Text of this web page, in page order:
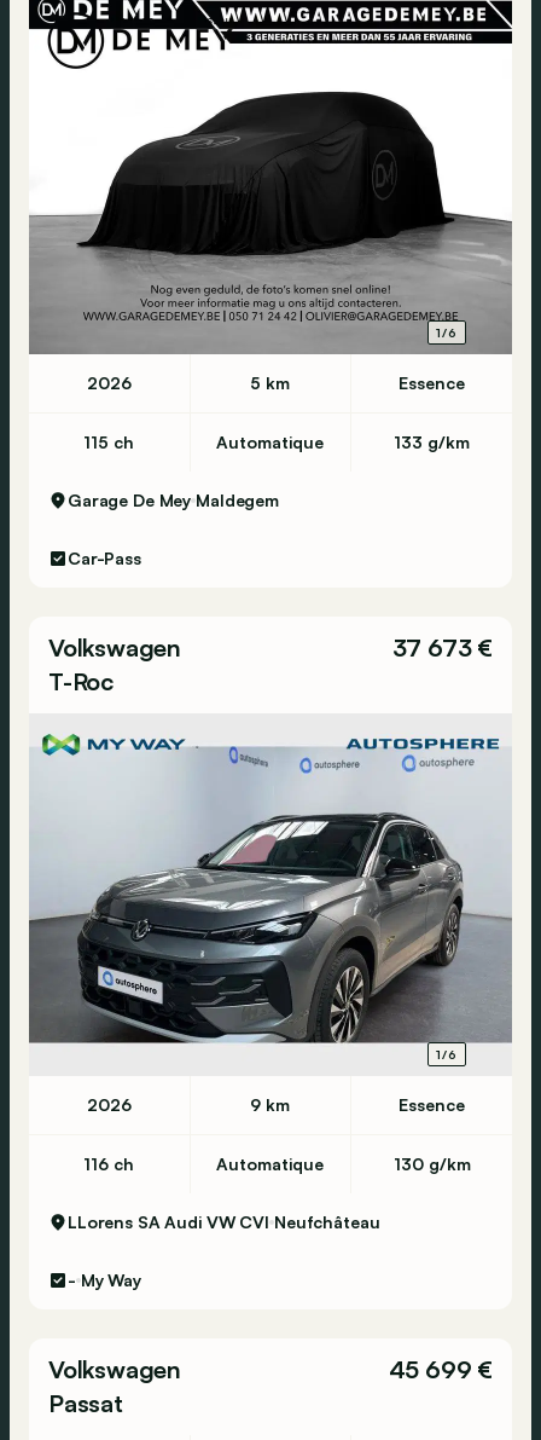
1/6
2026 5 km Essence
115 ch Automatique 133 g/km
Garage De Mey Maldegem
Car-Pass
Volkswagen
T-Roc
37 673 €
1/6
2026 9 km Essence
116 ch Automatique 130 g/km
LLorens SA Audi VW CVI Neufchâteau
- My Way
Volkswagen
Passat
45 699 €